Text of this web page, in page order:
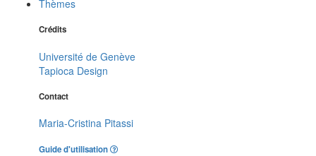
Thèmes
Crédits
Université de Genève
Tapioca Design
Contact
Maria-Cristina Pitassi
Guide d'utilisation